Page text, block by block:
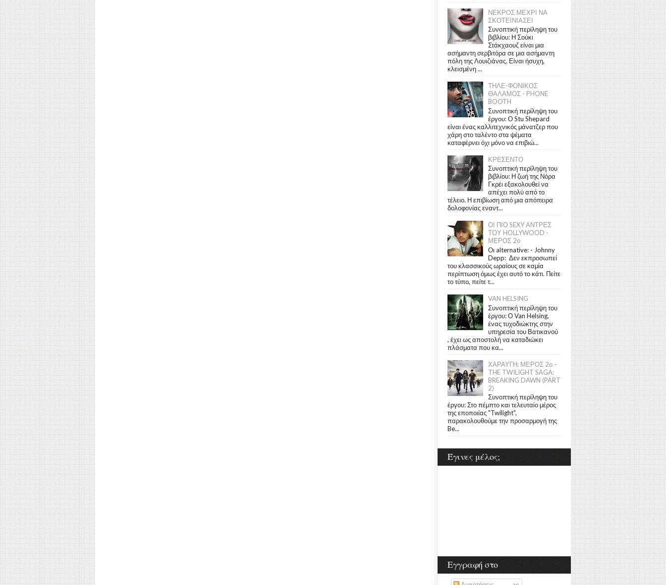
ΝΕΚΡΟΣ ΜΕΧΡΙ ΝΑ
ΣΚΟΤΕΙΝΙΑΣΕΙ
Συνοπτική περίληψη του
βιβλίου: Η Σούκι
Στάκχαουζ είναι μια
ασήμαντη σερβιτόρα σε μια ασήμαντη
πόλη της Λουιζιάνας. Είναι ήσυχη,
κλεισμένη ...
ΤΗΛΕ-ΦΟΝΙΚΟΣ
ΘΑΛΑΜΟΣ - PHONE
BOOTH
Συνοπτική περίληψη του
έργου: Ο Stu Shepard
είναι ένας καλλιτεχνικός μάνατζερ που
χάρη στο ταλέντο στα ψέματα
καταφέρνει όχι μόνο να επιβιώ...
ΚΡΕΣΕΝΤΟ
Συνοπτική περίληψη του
βιβλίου: Η ζωή της Νόρα
Γκρέι εξακολουθεί να
απέχει πολύ από το
τέλειο. Η επιβίωση από μια απόπειρα
δολοφονίας εναντ...
ΟΙ ΠΙΟ SEXY ΑΝΤΡΕΣ
ΤΟΥ HOLLYWOOD -
ΜΕΡΟΣ 2ο
Οι alternative: - Johnny
Depp: Δεν εκπροσωπεί
του κλασσικούς ωραίους σε καμία
περίπτωση όμως έχει αυτό το κάτι. Πείτε
το τύπο, πείτε τ...
VAN HELSING
Συνοπτική περίληψη του
έργου: Ο Van Helsing,
ένας τυχοδιώκτης στην
υπηρεσία του Βατικανού
, έχει ως αποστολή να καταδιώκει
πλάσματα που κα...
ΧΑΡΑΥΓΗ: ΜΕΡΟΣ 2ο -
THE TWILIGHT SAGA:
BREAKING DAWN (PART
2)
Συνοπτική περίληψη του
έργου: Στο πέμπτο και τελευταίο μέρος
της εποποιίας "Twilight",
παρακολουθούμε την προσαρμογή της
Be...
Έγινες μέλος;
Εγγραφή στο